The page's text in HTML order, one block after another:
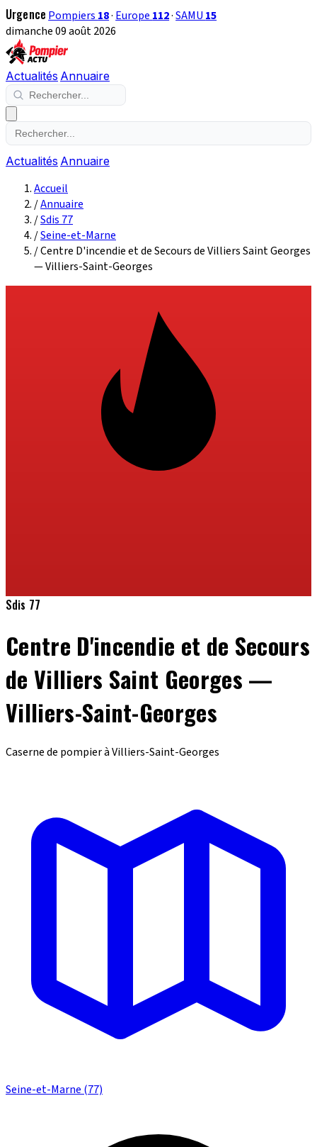
Urgence Pompiers 18· Europe 112·SAMU 15
dimanche 09 août 2026
Actualités Annuaire
Actualités Annuaire
Accueil
/Annuaire
/Sdis 77
/Seine-et-Marne
/Centre D'incendie et de Secours de Villiers Saint Georges
— Villiers-Saint-Georges
Sdis 77
Centre D'incendie et de Secours
de Villiers Saint Georges —
Villiers-Saint-Georges
Caserne de pompier à Villiers-Saint-Georges
Seine-et-Marne (77)